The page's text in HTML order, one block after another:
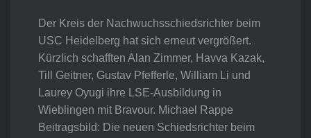
Der Kreis der Nachwuchsschiedsrichter beim
USC Heidelberg hat sich erneut vergrößert.
Kürzlich schafften Alan Zimmer, Havva Kazak,
Till Geitner, Gustav Pfefferle, William Li und
Laurey Oyugi ihre LSE-Ausbildung in
Wieblingen mit Bravour. Michael Rappe
Beitragsbild: Die neuen Schiedsrichter beim